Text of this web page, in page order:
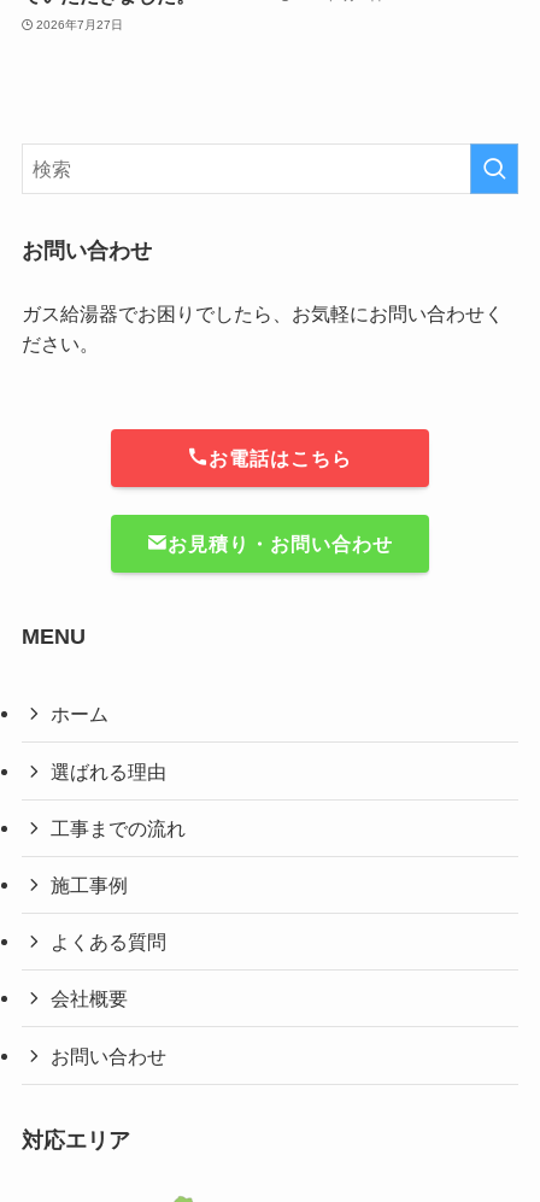
2026年7月27日
お問い合わせ
ガス給湯器でお困りでしたら、お気軽にお問い合わせく
ださい。
お電話はこちら
お見積り・お問い合わせ
MENU
ホーム
選ばれる理由
工事までの流れ
施工事例
よくある質問
会社概要
お問い合わせ
対応エリア